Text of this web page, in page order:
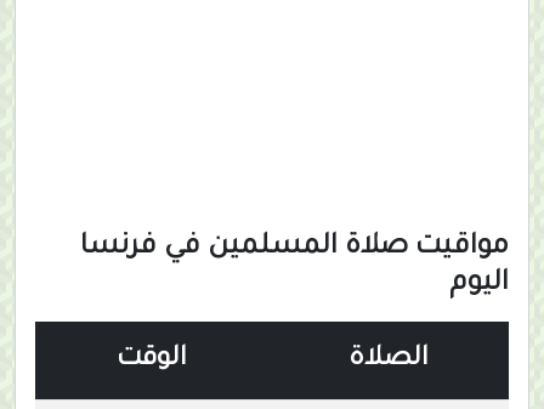
مواقيت صلاة المسلمين في فرنسا
اليوم
الصلاة الوقت